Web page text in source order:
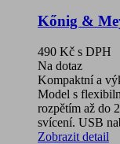
Kőnig &
490 Kč s DPH
Na dotaz
Kompaktní a
Model s
rozpětím až do
svícení. USB
Zobrazit detail